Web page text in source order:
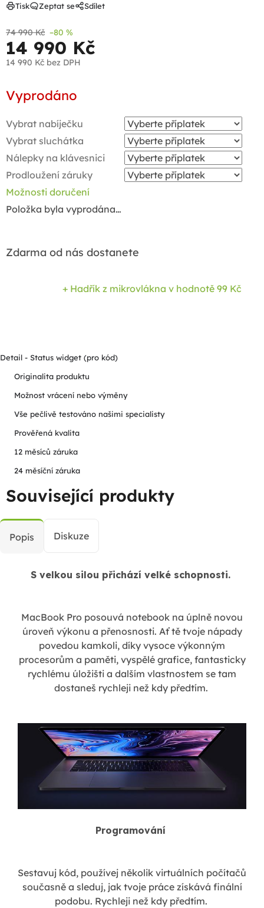
74 990 Kč –80 %
14 990 Kč
14 990 Kč bez DPH
cena:
Vyprodáno
Vybrat nabíječku
Vybrat sluchátka
Nálepky na klávesnici
Prodloužení záruky
Možnosti doručení
Položka byla vyprodána…
Zdarma od nás dostanete
+ Hadřík z mikrovlákna v hodnotě 99 Kč
Tisk Zeptat se Sdílet
Detail - Status widget (pro kód)
Originalita produktu
Možnost vrácení nebo výměny
Vše pečlivě testováno našimi specialisty
Prověřená kvalita
12 měsíců záruka
24 měsíční záruka
Související produkty
Popis Diskuze
S velkou silou přichází velké schopnosti.
MacBook Pro posouvá notebook na úplně novou
úroveň výkonu a přenosnosti. Ať tě tvoje nápady
povedou kamkoli, díky vysoce výkonným
procesorům a paměti, vyspělé grafice, fantasticky
rychlému úložišti a dalším vlastnostem se tam
dostaneš rychleji než kdy předtím.
Programování
Sestavuj kód, používej několik virtuálních počítačů
současně a sleduj, jak tvoje práce získává finální
podobu. Rychleji než kdy předtím.